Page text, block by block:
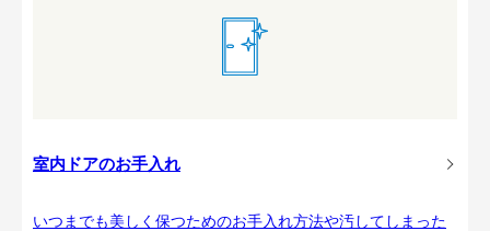
室内ドアのお手入れ
いつまでも美しく保つためのお手入れ方法や汚してしまった